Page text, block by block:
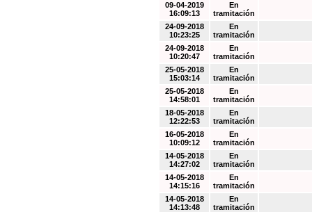
09-04-2019
16:09:13
En
tramitación
24-09-2018
10:23:25
En
tramitación
24-09-2018
10:20:47
En
tramitación
25-05-2018
15:03:14
En
tramitación
25-05-2018
14:58:01
En
tramitación
18-05-2018
12:22:53
En
tramitación
16-05-2018
10:09:12
En
tramitación
14-05-2018
14:27:02
En
tramitación
14-05-2018
14:15:16
En
tramitación
14-05-2018
14:13:48
En
tramitación